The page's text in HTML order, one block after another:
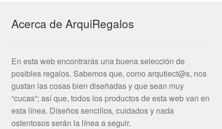
Acerca de ArquiRegalos
En esta web encontrarás una buena selección de
posibles regalos. Sabemos que, como arqutiect@s, nos
gustan las cosas bien diseñadas y que sean muy
“cucas”; así que, todos los productos de esta web van en
esta línea. Diseños sencillos, cuidados y nada
ostentosos serán la línea a seguir.